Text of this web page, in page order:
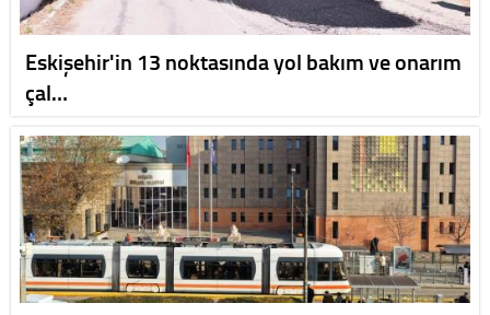
Eskişehir'in 13 noktasında yol bakım ve onarım
çal…